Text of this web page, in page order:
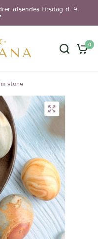
afsendes tirsdag d. 9.
0
stone